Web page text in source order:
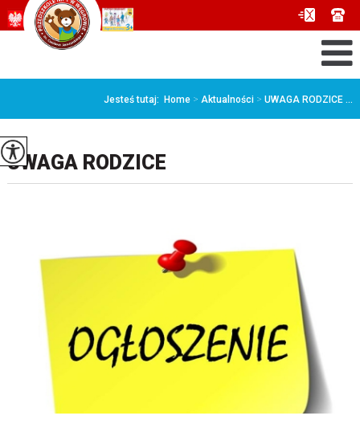
Jesteś tutaj: Home > Aktualności > UWAGA RODZICE ...
UWAGA RODZICE